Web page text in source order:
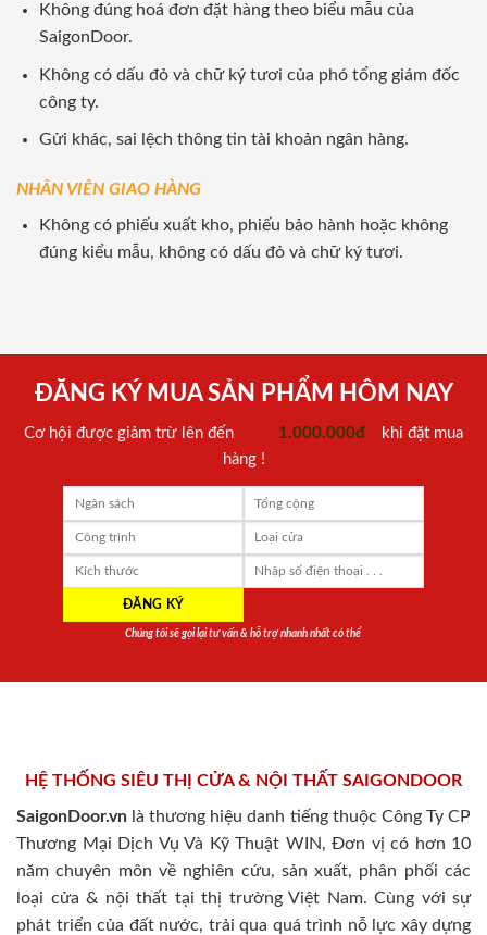
Không đúng hoá đơn đặt hàng theo biểu mẫu của
SaigonDoor.
Không có dấu đỏ và chữ ký tươi của phó tổng giám đốc
công ty.
Gửi khác, sai lệch thông tin tài khoản ngân hàng.
NHÂN VIÊN GIAO HÀNG
Không có phiếu xuất kho, phiếu bảo hành hoặc không
đúng kiểu mẫu, không có dấu đỏ và chữ ký tươi.
ĐĂNG KÝ MUA SẢN PHẨM HÔM NAY
Cơ hội được giảm trừ lên đến 1.000.000đ
khi đặt mua
hàng !
Chúng tôi sẽ gọi lại tư vấn & hỗ trợ nhanh nhất có thể
HỆ THỐNG SIÊU THỊ CỬA & NỘI THẤT SAIGONDOOR
SaigonDoor.vn là thương hiệu danh tiếng thuộc Công Ty CP
Thương Mại Dịch Vụ Và Kỹ Thuật WIN, Đơn vị có hơn 10
năm chuyên môn về nghiên cứu, sản xuất, phân phối các
loại cửa & nội thất tại thị trường Việt Nam. Cùng với sự
phát triển của đất nước, trải qua quá trình nỗ lực xây dựng